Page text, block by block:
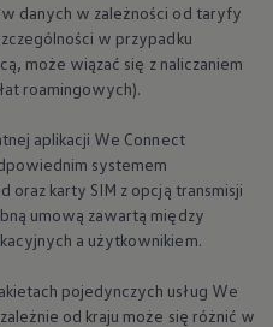
danych w zależności od taryfy
w przypadku
może wiązać się z naliczaniem
roamingowych).
aplikacji We Connect
systemem
oraz karty SIM z opcją transmisji
umową zawartą między
a użytkownikiem.
pojedynczych usług We
od kraju może się różnić w